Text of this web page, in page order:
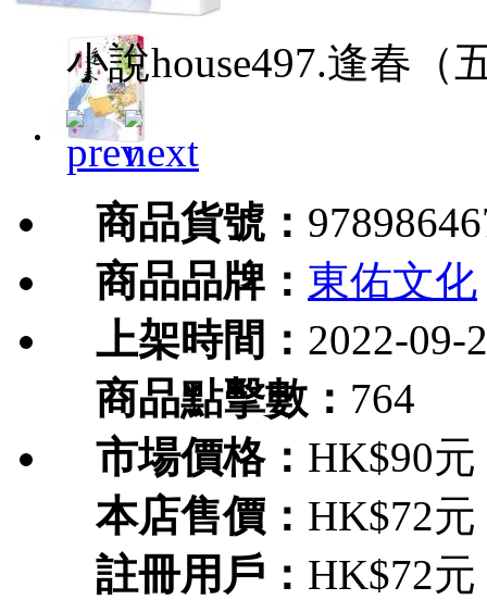
小說house497.逢春（
商品貨號：
商品品牌： 東佑文化
上架時間： 2022-09-
商品點擊數： 764
市場價格： HK$90元
本店售價： HK$72元
註冊用戶： HK$72元